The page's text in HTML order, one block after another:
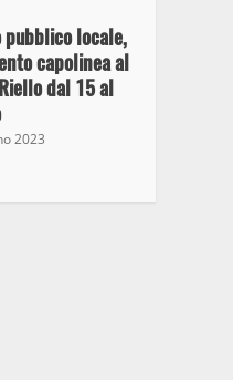
pubblico locale,
capolinea al
dal 15 al
2023